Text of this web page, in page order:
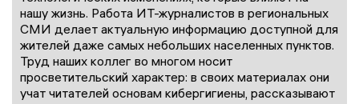
нашу жизнь. Работа ИТ-журналистов в региональных
СМИ делает актуальную информацию доступной для
жителей даже самых небольших населенных пунктов.
Труд наших коллег во многом носит
просветительский характер: в своих материалах они
учат читателей основам кибергигиены, рассказывают